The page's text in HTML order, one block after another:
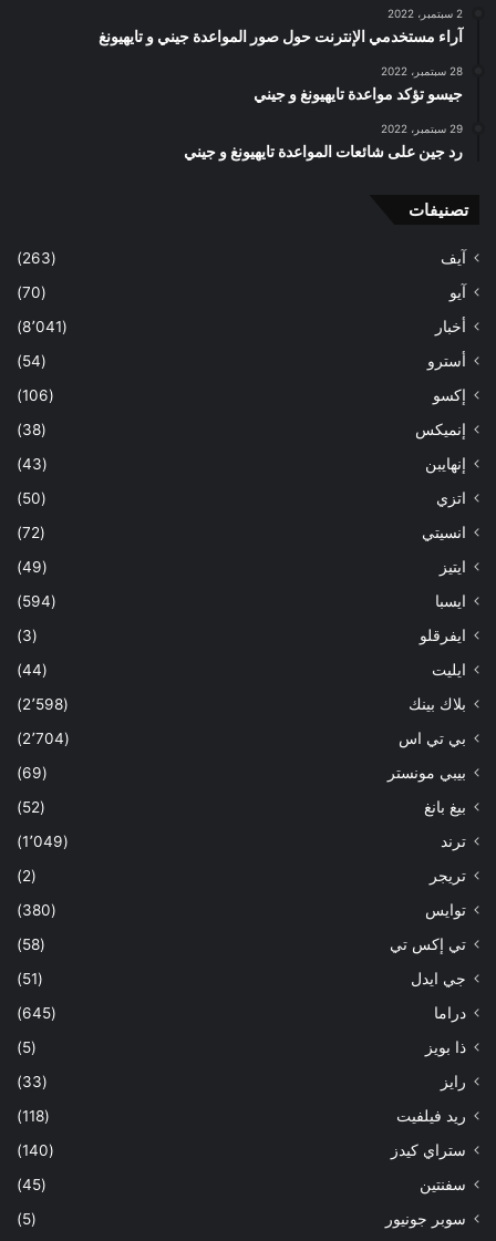
2 سبتمبر، 2022
آراء مستخدمي الإنترنت حول صور المواعدة جيني و تايهيونغ
28 سبتمبر، 2022
جيسو تؤكد مواعدة تايهيونغ و جيني
29 سبتمبر، 2022
رد جين على شائعات المواعدة تايهيونغ و جيني
تصنيفات
آيف
(263)
آيو
(70)
أخبار
(8٬041)
أسترو
(54)
إكسو
(106)
إنميكس
(38)
إنهايبن
(43)
اتزي
(50)
انسيتي
(72)
ايتيز
(49)
ايسبا
(594)
ايفرقلو
(3)
ايليت
(44)
بلاك بينك
(2٬598)
بي تي اس
(2٬704)
بيبي مونستر
(69)
بيغ بانغ
(52)
ترند
(1٬049)
تريجر
(2)
توايس
(380)
تي إكس تي
(58)
جي ايدل
(51)
دراما
(645)
ذا بويز
(5)
رايز
(33)
ريد فيلفيت
(118)
ستراي كيدز
(140)
سفنتين
(45)
سوبر جونيور
(5)